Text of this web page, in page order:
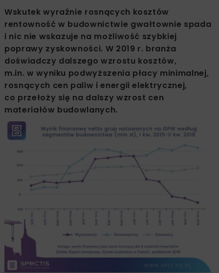
Wskutek wyraźnie rosnących kosztów
rentowność w budownictwie gwałtownie spada
i nic nie wskazuje na możliwość szybkiej
poprawy zyskowności. W 2019 r. branża
doświadczy dalszego wzrostu kosztów,
m.in. w wyniku podwyższenia płacy minimalnej,
rosnących cen paliw i energii elektrycznej,
co przełoży się na dalszy wzrost cen
materiałów budowlanych.